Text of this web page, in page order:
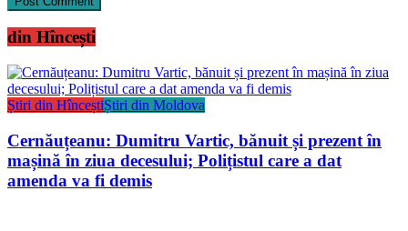
din Hîncești
Știri din HînceștiȘtiri din Moldova
Cernăuțeanu: Dumitru Vartic, bănuit și prezent în
mașină în ziua decesului; Polițistul care a dat
amenda va fi demis